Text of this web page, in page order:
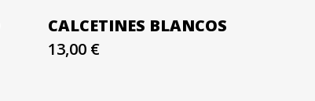
CALCETINES BLANCOS
13,00 €